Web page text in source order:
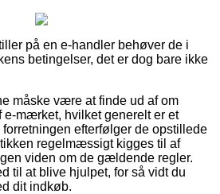
på en e-handler behøver de i
betingelser, det er dog bare ikke
måske være at finde ud af om
e-mærket, hvilket generelt er et
efterfølger de opstillede
regelmæssigt kigges til af
viden om de gældende regler.
til at blive hjulpet, for så vidt du
dit indkøb.